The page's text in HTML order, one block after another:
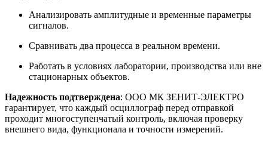
Анализировать амплитудные и временные параметры
сигналов.
Сравнивать два процесса в реальном времени.
Работать в условиях лаборатории, производства или вне
стационарных объектов.
Надежность подтверждена: ООО МК ЗЕНИТ-ЭЛЕКТРО
гарантирует, что каждый осциллограф перед отправкой
проходит многоступенчатый контроль, включая проверку
внешнего вида, функционала и точности измерений.